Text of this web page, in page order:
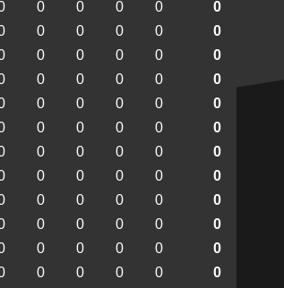
0 0 0 0 0
0 0 0 0 0
0 0 0 0 0
0 0 0 0 0
0 0 0 0 0
0 0 0 0 0
0 0 0 0 0
0 0 0 0 0
0 0 0 0 0
0 0 0 0 0
0 0 0 0 0
0 0 0 0 0